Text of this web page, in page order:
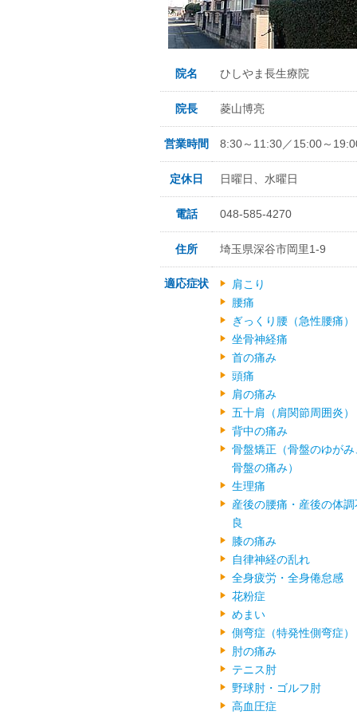
院名 ひしやま長生療院
院長 菱山博亮
営業時間 8:30～11:30／15:00～
定休日 日曜日、水曜日
電話 048-585-4270
住所 埼玉県深谷市岡里1-9
適応症状
肩こり
腰痛
ぎっくり腰（急性腰痛）
坐骨神経痛
首の痛み
頭痛
肩の痛み
五十肩（肩関節周囲炎）
背中の痛み
骨盤矯正（骨盤のゆがみ
骨盤の痛み）
生理痛
産後の腰痛・産後の体調
良
膝の痛み
自律神経の乱れ
全身疲労・全身倦怠感
花粉症
めまい
側弯症（特発性側弯症）
肘の痛み
テニス肘
野球肘・ゴルフ肘
高血圧症